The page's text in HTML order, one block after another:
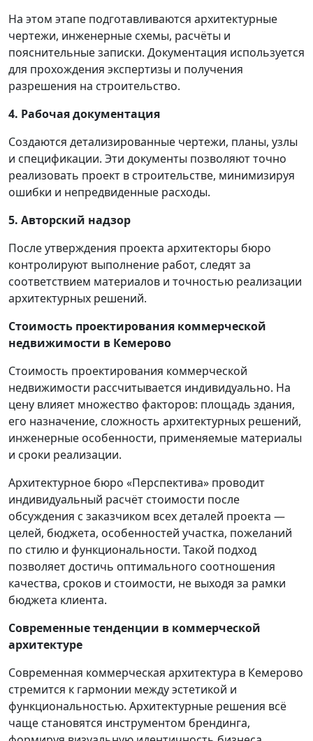
На этом этапе подготавливаются архитектурные
чертежи, инженерные схемы, расчёты и
пояснительные записки. Документация используется
для прохождения экспертизы и получения
разрешения на строительство.
4. Рабочая документация
Создаются детализированные чертежи, планы, узлы
и спецификации. Эти документы позволяют точно
реализовать проект в строительстве, минимизируя
ошибки и непредвиденные расходы.
5. Авторский надзор
После утверждения проекта архитекторы бюро
контролируют выполнение работ, следят за
соответствием материалов и точностью реализации
архитектурных решений.
Стоимость проектирования коммерческой
недвижимости в Кемерово
Стоимость проектирования коммерческой
недвижимости рассчитывается индивидуально. На
цену влияет множество факторов: площадь здания,
его назначение, сложность архитектурных решений,
инженерные особенности, применяемые материалы
и сроки реализации.
Архитектурное бюро «Перспектива» проводит
индивидуальный расчёт стоимости после
обсуждения с заказчиком всех деталей проекта —
целей, бюджета, особенностей участка, пожеланий
по стилю и функциональности. Такой подход
позволяет достичь оптимального соотношения
качества, сроков и стоимости, не выходя за рамки
бюджета клиента.
Современные тенденции в коммерческой
архитектуре
Современная коммерческая архитектура в Кемерово
стремится к гармонии между эстетикой и
функциональностью. Архитектурные решения всё
чаще становятся инструментом брендинга,